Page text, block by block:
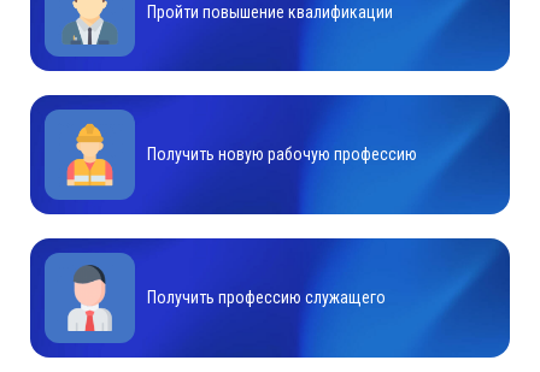
Пройти повышение квалификации
Получить новую рабочую профессию
Получить профессию служащего